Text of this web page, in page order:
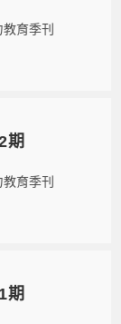
育季刊
期
育季刊
期